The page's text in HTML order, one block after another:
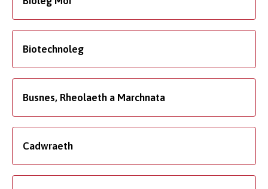
Biotechnoleg
Busnes, Rheolaeth a Marchnata
Cadwraeth